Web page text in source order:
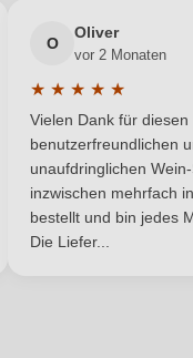
loc. Piano di Rustano
O
Oliver
vor 2 Monaten
★ ★ ★ ★ ★
Durchschnittliche
Vielen Dank für diesen
benutzerfreundlichen
unaufdringlichen
inzwischen mehrfach
bestellt und bin jedes
Die Liefer...